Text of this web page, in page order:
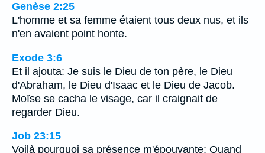
Genèse 2:25
L'homme et sa femme étaient tous deux nus, et ils
n'en avaient point honte.
Exode 3:6
Et il ajouta: Je suis le Dieu de ton père, le Dieu
d'Abraham, le Dieu d'Isaac et le Dieu de Jacob.
Moïse se cacha le visage, car il craignait de
regarder Dieu.
Job 23:15
Voilà pourquoi sa présence m'épouvante; Quand